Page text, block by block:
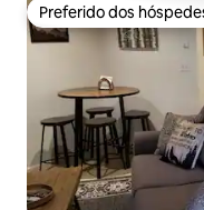
Preferido dos
Preferido dos